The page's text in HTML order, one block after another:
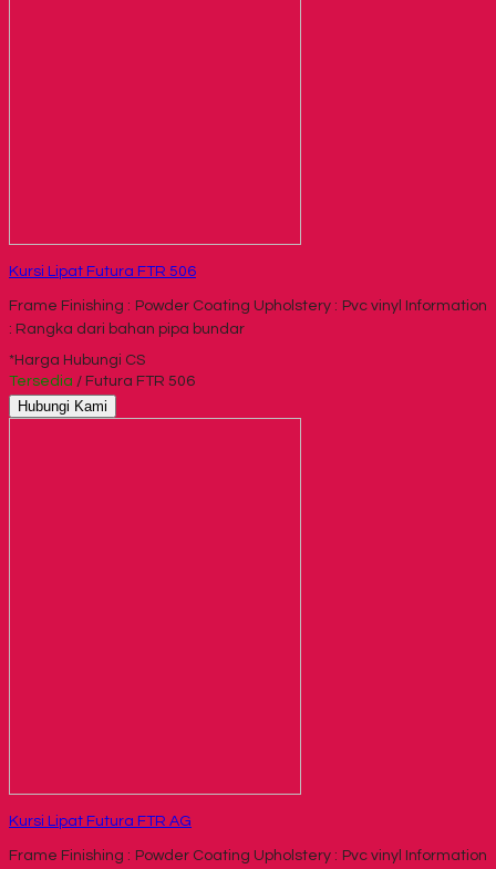
Kursi Lipat Futura FTR 506
Frame Finishing : Powder Coating Upholstery : Pvc vinyl Information
: Rangka dari bahan pipa bundar
*Harga Hubungi CS
Tersedia / Futura FTR 506
Hubungi Kami
Kursi Lipat Futura FTR AG
Frame Finishing : Powder Coating Upholstery : Pvc vinyl Information